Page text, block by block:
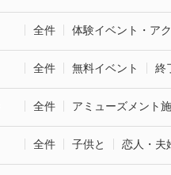
全件 体験イベント・ア
全件 無料イベント 終
全件 アミューズメント
全件 子供と 恋人・夫